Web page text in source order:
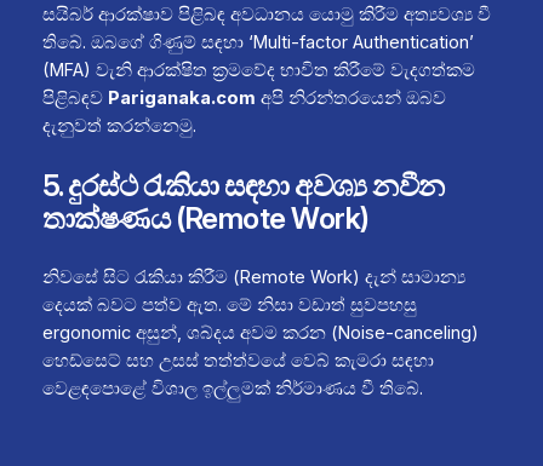
සයිබර් ආරක්ෂාව පිළිබඳ අවධානය යොමු කිරීම අත්‍යවශ්‍ය වී
තිබේ. ඔබගේ ගිණුම් සඳහා ‘Multi-factor Authentication’
(MFA) වැනි ආරක්ෂිත ක්‍රමවේද භාවිත කිරීමේ වැදගත්කම
පිළිබඳව Pariganaka.com අපි නිරන්තරයෙන් ඔබව
දැනුවත් කරන්නෙමු.
5. දුරස්ථ රැකියා සඳහා අවශ්‍ය නවීන
තාක්ෂණය (Remote Work)
නිවසේ සිට රැකියා කිරීම (Remote Work) දැන් සාමාන්‍ය
දෙයක් බවට පත්ව ඇත. මේ නිසා වඩාත් සුවපහසු
ergonomic අසුන්, ශබ්දය අවම කරන (Noise-canceling)
හෙඩ්සෙට් සහ උසස් තත්ත්වයේ වෙබ් කැමරා සඳහා
වෙළඳපොළේ විශාල ඉල්ලුමක් නිර්මාණය වී තිබේ.